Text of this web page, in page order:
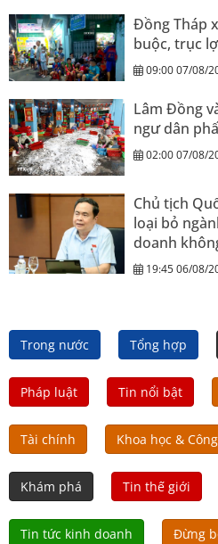
Đồng Tháp
buộc, trục
09:00 07/08/
Lâm Đồng
ngư dân
02:00 07/08/
Chủ tịch
loại bỏ
doanh
19:45 06/08/
Trong nước Tổng hợp
Pháp luật Tin nổi bật
Tài chính Khoa học &
Khám phá Tin thế giới
Tin tức kinh doanh Đừng